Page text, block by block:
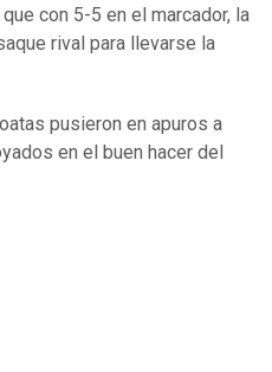
con 5-5 en el marcador, la
rival para llevarse la
pusieron en apuros a
en el buen hacer del